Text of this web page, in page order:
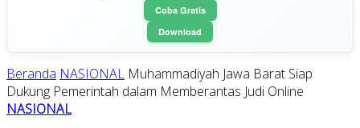
Coba Gratis
Download
Beranda NASIONAL Muhammadiyah Jawa Barat Siap
Dukung Pemerintah dalam Memberantas Judi Online
NASIONAL